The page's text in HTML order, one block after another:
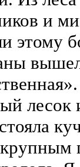
и
этому
лесок